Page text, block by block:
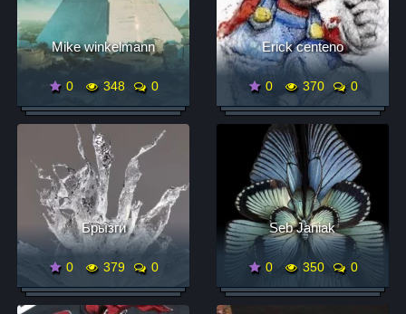
Mike winkelmann
0 348 0
Erick centeno
0 370 0
Брызги
0 379 0
Seb Janiak
0 350 0